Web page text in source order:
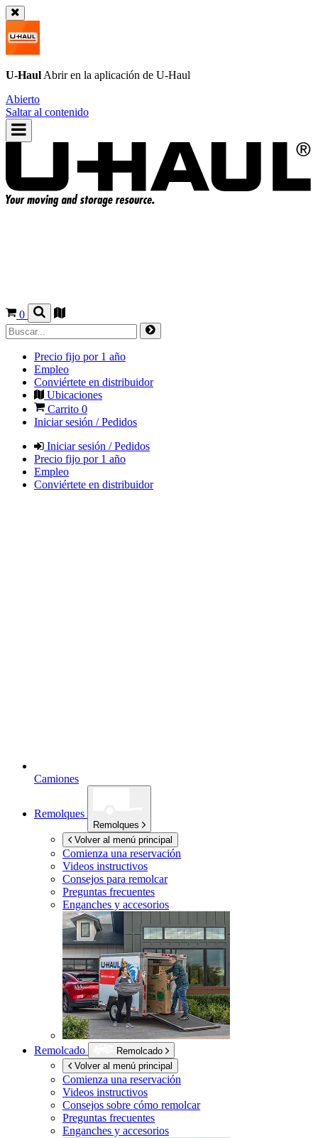
U-Haul Abrir en la aplicación de U-Haul
Abierto
Saltar al contenido
0
Precio fijo por 1 año
Empleo
Conviértete en distribuidor
Ubicaciones
Carrito 0
Iniciar sesión / Pedidos
Iniciar sesión / Pedidos
Precio fijo por 1 año
Empleo
Conviértete en distribuidor
Camiones
Remolques
Remolques
Volver al menú principal
Comienza una reservación
Videos instructivos
Consejos para remolcar
Preguntas frecuentes
Enganches y accesorios
Remolcado
Remolcado
Volver al menú principal
Comienza una reservación
Videos instructivos
Consejos sobre cómo remolcar
Preguntas frecuentes
Enganches y accesorios